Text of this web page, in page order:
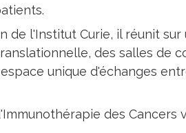
de l'Institut Curie, il réunit
des salles de
unique d'échanges
des Cancers